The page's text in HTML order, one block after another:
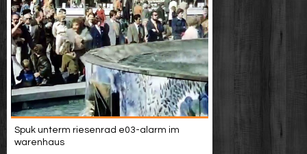
Spuk unterm riesenrad e03-alarm im
warenhaus